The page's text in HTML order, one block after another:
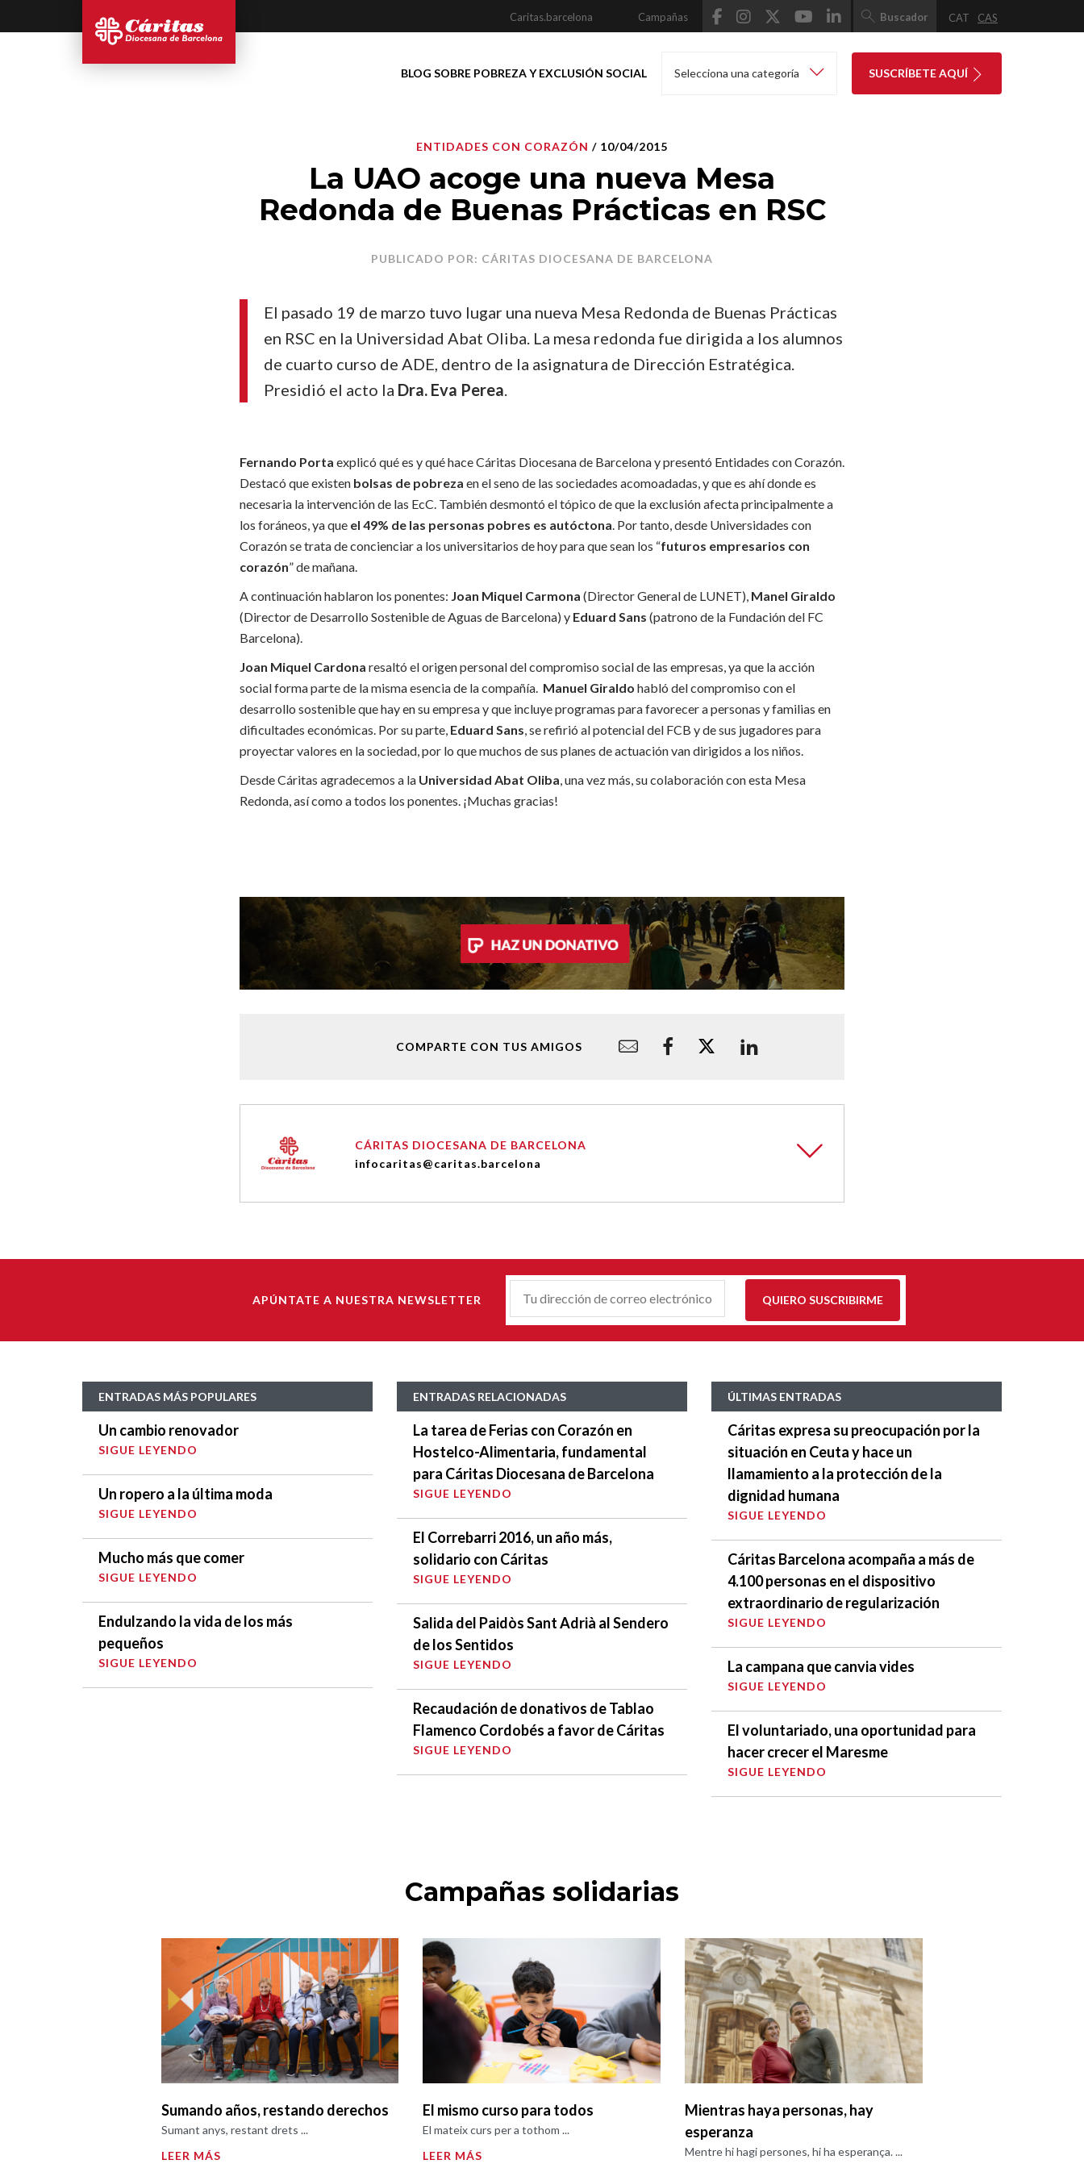
Caritas.barcelona Campañas Buscador CAT CAS
BLOG SOBRE POBREZA Y EXCLUSIÓN SOCIAL Selecciona una categoría SUSCRÍBETE AQUÍ
ENTIDADES CON CORAZÓN / 10/04/2015
La UAO acoge una nueva Mesa
Redonda de Buenas Prácticas en RSC
PUBLICADO POR: CÁRITAS DIOCESANA DE BARCELONA
El pasado 19 de marzo tuvo lugar una nueva Mesa Redonda de Buenas Prácticas
en RSC en la Universidad Abat Oliba. La mesa redonda fue dirigida a los alumnos
de cuarto curso de ADE, dentro de la asignatura de Dirección Estratégica.
Presidió el acto la Dra. Eva Perea.
Fernando Porta explicó qué es y qué hace Cáritas Diocesana de Barcelona y presentó Entidades con Corazón.
Destacó que existen bolsas de pobreza en el seno de las sociedades acomoadadas, y que es ahí donde es
necesaria la intervención de las EcC. También desmontó el tópico de que la exclusión afecta principalmente a
los foráneos, ya que el 49% de las personas pobres es autóctona. Por tanto, desde Universidades con
Corazón se trata de concienciar a los universitarios de hoy para que sean los “futuros empresarios con
corazón” de mañana.
A continuación hablaron los ponentes: Joan Miquel Carmona (Director General de LUNET), Manel Giraldo
(Director de Desarrollo Sostenible de Aguas de Barcelona) y Eduard Sans (patrono de la Fundación del FC
Barcelona).
Joan Miquel Cardona resaltó el origen personal del compromiso social de las empresas, ya que la acción
social forma parte de la misma esencia de la compañía. Manuel Giraldo habló del compromiso con el
desarrollo sostenible que hay en su empresa y que incluye programas para favorecer a personas y familias en
dificultades económicas. Por su parte, Eduard Sans, se refirió al potencial del FCB y de sus jugadores para
proyectar valores en la sociedad, por lo que muchos de sus planes de actuación van dirigidos a los niños.
Desde Cáritas agradecemos a la Universidad Abat Oliba, una vez más, su colaboración con esta Mesa
Redonda, así como a todos los ponentes. ¡Muchas gracias!
COMPARTE CON TUS AMIGOS
CÁRITAS DIOCESANA DE BARCELONA
infocaritas@caritas.barcelona
APÚNTATE A NUESTRA NEWSLETTER
Correu-
QUIERO SUSCRIBIRME
ENTRADAS MÁS POPULARES
Un cambio renovador
SIGUE LEYENDO
Un ropero a la última moda
SIGUE LEYENDO
Mucho más que comer
SIGUE LEYENDO
Endulzando la vida de los más
pequeños
SIGUE LEYENDO
ENTRADAS RELACIONADAS
La tarea de Ferias con Corazón en
Hostelco-Alimentaria, fundamental
para Cáritas Diocesana de Barcelona
SIGUE LEYENDO
El Correbarri 2016, un año más,
solidario con Cáritas
SIGUE LEYENDO
Salida del Paidòs Sant Adrià al Sendero
de los Sentidos
SIGUE LEYENDO
Recaudación de donativos de Tablao
Flamenco Cordobés a favor de Cáritas
SIGUE LEYENDO
ÚLTIMAS ENTRADAS
Cáritas expresa su preocupación por la
situación en Ceuta y hace un
llamamiento a la protección de la
dignidad humana
SIGUE LEYENDO
Cáritas Barcelona acompaña a más de
4.100 personas en el dispositivo
extraordinario de regularización
SIGUE LEYENDO
La campana que canvia vides
SIGUE LEYENDO
El voluntariado, una oportunidad para
hacer crecer el Maresme
SIGUE LEYENDO
Campañas solidarias
Sumando años, restando derechos
Sumant anys, restant drets ...
LEER MÁS
El mismo curso para todos
El mateix curs per a tothom ...
LEER MÁS
Mientras haya personas, hay
esperanza
Mentre hi hagi persones, hi ha esperança. ...